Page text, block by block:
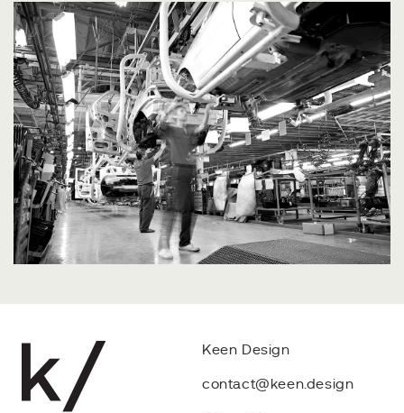
Keen Design
contact@keen.design